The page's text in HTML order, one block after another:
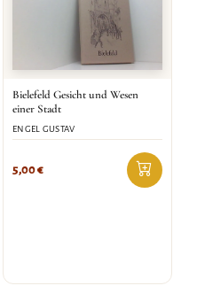
Bielefeld Gesicht und Wesen
einer Stadt
ENGEL GUSTAV
5,00€